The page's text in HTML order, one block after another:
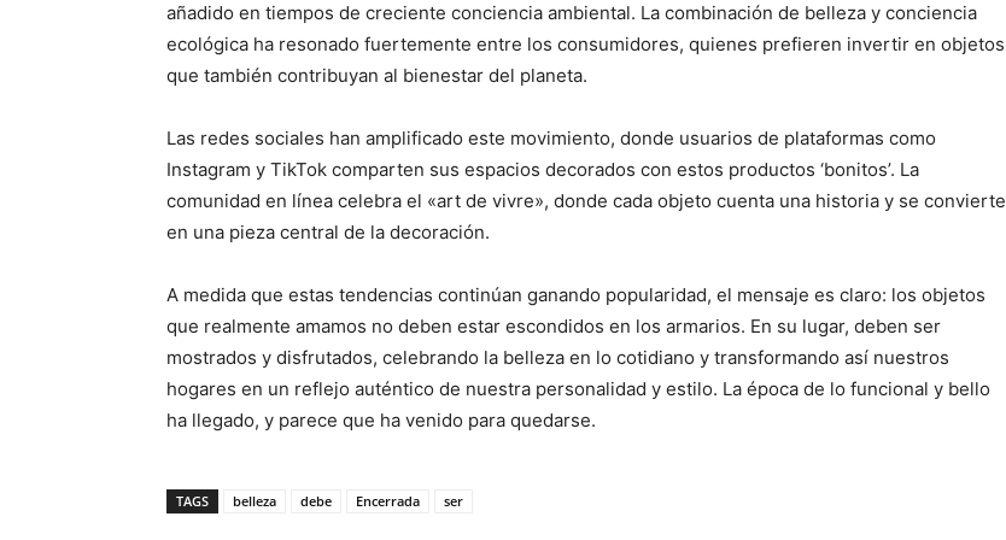
añadido en tiempos de creciente conciencia ambiental. La combinación de belleza y conciencia
ecológica ha resonado fuertemente entre los consumidores, quienes prefieren invertir en objetos
que también contribuyan al bienestar del planeta.
Las redes sociales han amplificado este movimiento, donde usuarios de plataformas como
Instagram y TikTok comparten sus espacios decorados con estos productos ‘bonitos’. La
comunidad en línea celebra el «art de vivre», donde cada objeto cuenta una historia y se convierte
en una pieza central de la decoración.
A medida que estas tendencias continúan ganando popularidad, el mensaje es claro: los objetos
que realmente amamos no deben estar escondidos en los armarios. En su lugar, deben ser
mostrados y disfrutados, celebrando la belleza en lo cotidiano y transformando así nuestros
hogares en un reflejo auténtico de nuestra personalidad y estilo. La época de lo funcional y bello
ha llegado, y parece que ha venido para quedarse.
TAGS belleza debe Encerrada ser